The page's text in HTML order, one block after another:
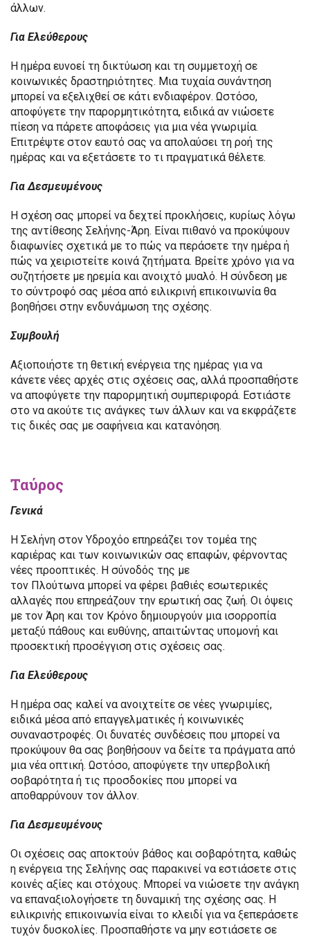
άλλων.
Για Ελεύθερους
Η ημέρα ευνοεί τη δικτύωση και τη συμμετοχή σε
κοινωνικές δραστηριότητες. Μια τυχαία συνάντηση
μπορεί να εξελιχθεί σε κάτι ενδιαφέρον. Ωστόσο,
αποφύγετε την παρορμητικότητα, ειδικά αν νιώσετε
πίεση να πάρετε αποφάσεις για μια νέα γνωριμία.
Επιτρέψτε στον εαυτό σας να απολαύσει τη ροή της
ημέρας και να εξετάσετε το τι πραγματικά θέλετε.
Για Δεσμευμένους
Η σχέση σας μπορεί να δεχτεί προκλήσεις, κυρίως λόγω
της αντίθεσης Σελήνης-Άρη. Είναι πιθανό να προκύψουν
διαφωνίες σχετικά με το πώς να περάσετε την ημέρα ή
πώς να χειριστείτε κοινά ζητήματα. Βρείτε χρόνο για να
συζητήσετε με ηρεμία και ανοιχτό μυαλό. Η σύνδεση με
το σύντροφό σας μέσα από ειλικρινή επικοινωνία θα
βοηθήσει στην ενδυνάμωση της σχέσης.
Συμβουλή
Αξιοποιήστε τη θετική ενέργεια της ημέρας για να
κάνετε νέες αρχές στις σχέσεις σας, αλλά προσπαθήστε
να αποφύγετε την παρορμητική συμπεριφορά. Εστιάστε
στο να ακούτε τις ανάγκες των άλλων και να εκφράζετε
τις δικές σας με σαφήνεια και κατανόηση.
Ταύρος
Γενικά
Η Σελήνη στον Υδροχόο επηρεάζει τον τομέα της
καριέρας και των κοινωνικών σας επαφών, φέρνοντας
νέες προοπτικές. Η σύνοδός της με
τον Πλούτωνα μπορεί να φέρει βαθιές εσωτερικές
αλλαγές που επηρεάζουν την ερωτική σας ζωή. Οι όψεις
με τον Άρη και τον Κρόνο δημιουργούν μια ισορροπία
μεταξύ πάθους και ευθύνης, απαιτώντας υπομονή και
προσεκτική προσέγγιση στις σχέσεις σας.
Για Ελεύθερους
Η ημέρα σας καλεί να ανοιχτείτε σε νέες γνωριμίες,
ειδικά μέσα από επαγγελματικές ή κοινωνικές
συναναστροφές. Οι δυνατές συνδέσεις που μπορεί να
προκύψουν θα σας βοηθήσουν να δείτε τα πράγματα από
μια νέα οπτική. Ωστόσο, αποφύγετε την υπερβολική
σοβαρότητα ή τις προσδοκίες που μπορεί να
αποθαρρύνουν τον άλλον.
Για Δεσμευμένους
Οι σχέσεις σας αποκτούν βάθος και σοβαρότητα, καθώς
η ενέργεια της Σελήνης σας παρακινεί να εστιάσετε στις
κοινές αξίες και στόχους. Μπορεί να νιώσετε την ανάγκη
να επαναξιολογήσετε τη δυναμική της σχέσης σας. Η
ειλικρινής επικοινωνία είναι το κλειδί για να ξεπεράσετε
τυχόν δυσκολίες. Προσπαθήστε να μην εστιάσετε σε